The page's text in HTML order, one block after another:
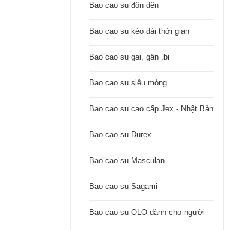
Bao cao su đôn dên
Bao cao su kéo dài thời gian
Bao cao su gai, gân ,bi
Bao cao su siêu mỏng
Bao cao su cao cấp Jex - Nhật Bản
Bao cao su Durex
Bao cao su Masculan
Bao cao su Sagami
Bao cao su OLO dành cho người